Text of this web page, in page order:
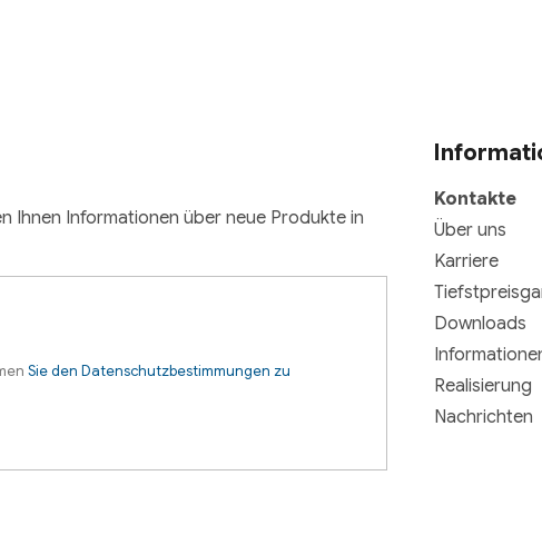
Ihnen Informationen über neue Produkte in
Sie den Datenschutzbestimmungen zu
Kontakte
Über uns
Karriere
Downloads
Realisierung
Nachrichten